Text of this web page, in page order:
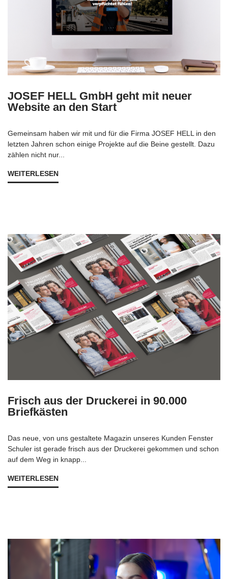
JOSEF HELL GmbH geht mit neuer
Website an den Start
Gemeinsam haben wir mit und für die Firma JOSEF HELL in den
letzten Jahren schon einige Projekte auf die Beine gestellt. Dazu
zählen nicht nur...
WEITERLESEN
Frisch aus der Druckerei in 90.000
Briefkästen
Das neue, von uns gestaltete Magazin unseres Kunden Fenster
Schuler ist gerade frisch aus der Druckerei gekommen und schon
auf dem Weg in knapp...
WEITERLESEN